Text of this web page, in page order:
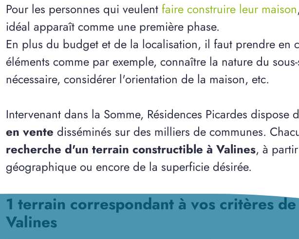
Pour les personnes qui veulent faire construire leur maison
idéal apparaît comme une première phase.
En plus du budget et de la localisation, il faut prendre en
éléments comme par exemple, connaître la nature du
nécessaire, considérer l'orientation de la maison, etc.
Intervenant dans la Somme, Résidences Picardes dispose
en vente disséminés sur des milliers de communes.
recherche d'un terrain constructible à Valines, à
géographique ou encore de la superficie désirée.
1 terrain correspondant à vos critères
Valines